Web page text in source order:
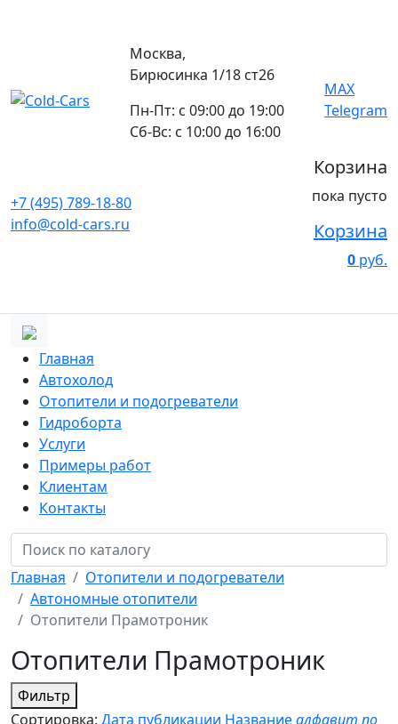
Москва,
Бирюсинка 1/18 ст26 ​
Пн-Пт: с 09:00 до 19:00
Сб-Вс: с 10:00 до 16:00
MAX
Telegram
+7 (495) 789-18-80
info@cold-cars.ru
Корзина
пока пусто
Корзина
0 руб.
Главная
Автохолод
Отопители и подогреватели
Гидроборта
Услуги
Примеры работ
Клиентам
Контакты
Главная
Отопители и подогреватели
Автономные отопители
Отопители Прамотроник
Отопители Прамотроник
Фильтр
Сортировка: Дата публикации Названиеалфавит по